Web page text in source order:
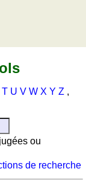
T U V W X Y Z ,
ou
de recherche